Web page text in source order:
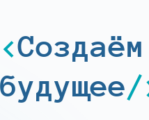
будущее